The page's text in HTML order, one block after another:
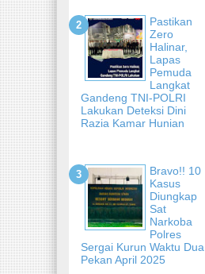
Pastikan
Zero
Halinar,
Lapas
Pemuda
Langkat
Gandeng TNI-POLRI
Lakukan Deteksi Dini
Razia Kamar Hunian
Bravo!! 10
Kasus
Diungkap
Sat
Narkoba
Polres
Sergai Kurun Waktu Dua
Pekan April 2025